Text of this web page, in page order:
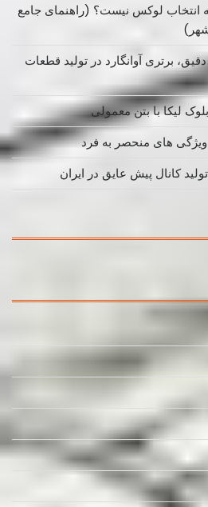
انتخاب لوکس نیست؟ (راهنمای جامع
برتری آوانگارد در تولید قطعات
لیکا با بتن معمولی
ویژگی های منحصر به فرد
کانال پیش عایق در ایران